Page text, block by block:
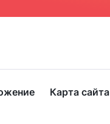
Карта сайта